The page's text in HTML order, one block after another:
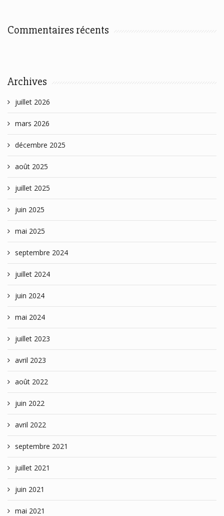
Commentaires récents
Archives
juillet 2026
mars 2026
décembre 2025
août 2025
juillet 2025
juin 2025
mai 2025
septembre 2024
juillet 2024
juin 2024
mai 2024
juillet 2023
avril 2023
août 2022
juin 2022
avril 2022
septembre 2021
juillet 2021
juin 2021
mai 2021